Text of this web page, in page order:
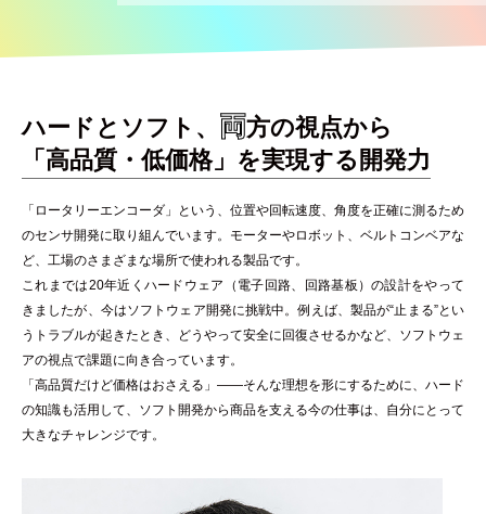
ハードとソフト、 両方の視点から
「高品質・低価格」を実現する開発力
「ロータリーエンコーダ」という、位置や回転速度、角度を正確に測るため
のセンサ開発に取り組んでいます。モーターやロボット、ベルトコンベアな
ど、工場のさまざまな場所で使われる製品です。
これまでは20年近くハードウェア（電子回路、回路基板）の設計をやって
きましたが、今はソフトウェア開発に挑戦中。例えば、製品が“止まる”とい
うトラブルが起きたとき、どうやって安全に回復させるかなど、ソフトウェ
アの視点で課題に向き合っています。
「高品質だけど価格はおさえる」——そんな理想を形にするために、ハード
の知識も活用して、ソフト開発から商品を支える今の仕事は、自分にとって
大きなチャレンジです。